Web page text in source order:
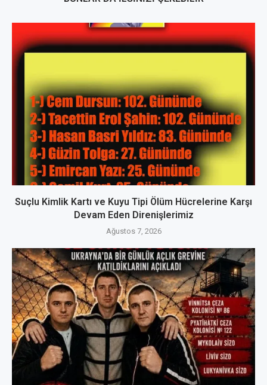
Suçlu Kimlik Kartı ve Kuyu Tipi Ölüm Hücrelerine Karşı
Devam Eden Direnişlerimiz
Ağustos 7, 2026